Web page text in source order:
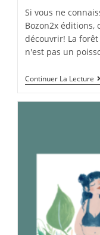
Si vous ne
Bozon2x éditions,
découvrir! La
n'est pas un
Continuer La Lecture